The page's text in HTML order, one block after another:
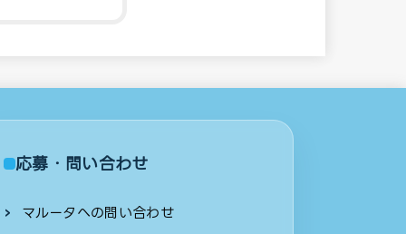
応募・問い合わせ
マルータへの問い合わせ